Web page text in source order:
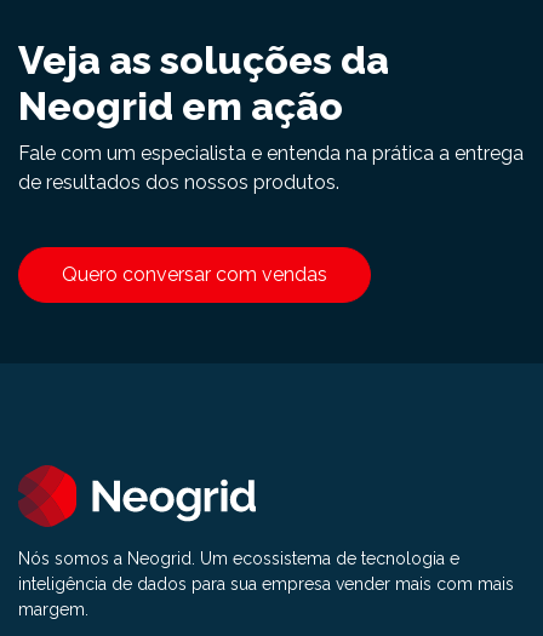
Veja as soluções da
Neogrid em ação
Fale com um especialista e entenda na prática a entrega
de resultados dos nossos produtos.
Quero conversar com vendas
Nós somos a Neogrid. Um ecossistema de tecnologia e
inteligência de dados para sua empresa vender mais com mais
margem.